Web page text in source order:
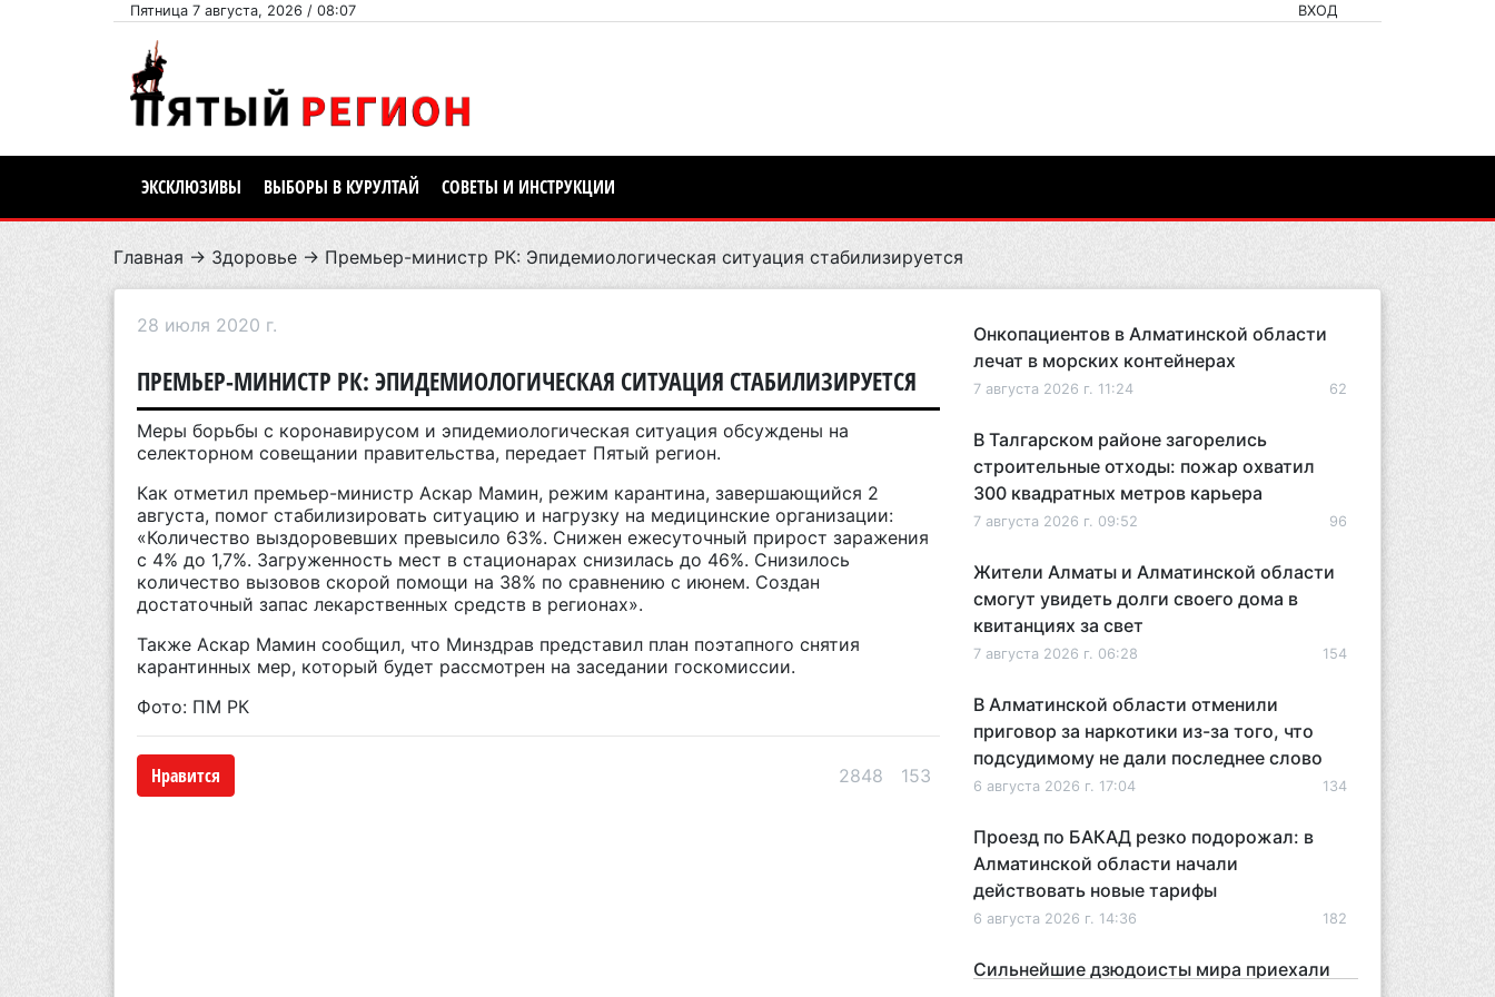
Пятница 7 августа, 2026 / 08:07 ВХОД
ЭКСКЛЮЗИВЫ ВЫБОРЫ В КУРУЛТАЙ СОВЕТЫ И ИНСТРУКЦИИ
Главная → Здоровье → Премьер-министр РК: Эпидемиологическая ситуация стабилизируется
28 июля 2020 г.
ПРЕМЬЕР-МИНИСТР РК: ЭПИДЕМИОЛОГИЧЕСКАЯ СИТУАЦИЯ СТАБИЛИЗИРУЕТСЯ
Меры борьбы с коронавирусом и эпидемиологическая ситуация обсуждены на
селекторном совещании правительства, передает Пятый регион.
Как отметил премьер-министр Аскар Мамин, режим карантина, завершающийся 2
августа, помог стабилизировать ситуацию и нагрузку на медицинские организации:
«Количество выздоровевших превысило 63%. Снижен ежесуточный прирост заражения
с 4% до 1,7%. Загруженность мест в стационарах снизилась до 46%. Снизилось
количество вызовов скорой помощи на 38% по сравнению с июнем. Создан
достаточный запас лекарственных средств в регионах».
Также Аскар Мамин сообщил, что Минздрав представил план поэтапного снятия
карантинных мер, который будет рассмотрен на заседании госкомиссии.
Фото: ПМ РК
Нравится 2848 153
Онкопациентов в Алматинской области
лечат в морских контейнерах
7 августа 2026 г. 11:24 62
В Талгарском районе загорелись
строительные отходы: пожар охватил
300 квадратных метров карьера
7 августа 2026 г. 09:52 96
Жители Алматы и Алматинской области
смогут увидеть долги своего дома в
квитанциях за свет
7 августа 2026 г. 06:28 154
В Алматинской области отменили
приговор за наркотики из-за того, что
подсудимому не дали последнее слово
6 августа 2026 г. 17:04 134
Проезд по БАКАД резко подорожал: в
Алматинской области начали
действовать новые тарифы
6 августа 2026 г. 14:36 182
Сильнейшие дзюдоисты мира приехали